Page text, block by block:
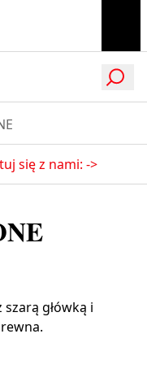
się z nami: ->
główką i